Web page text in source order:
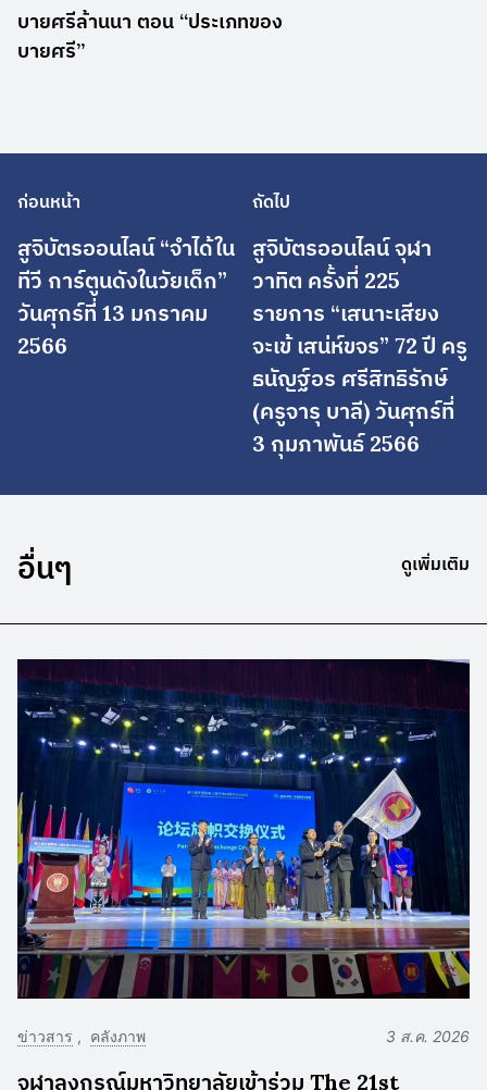
บายศรีล้านนา ตอน “ประเภทของ
บายศรี”
ก่อนหน้า
สูจิบัตรออนไลน์ “จำได้ใน
ทีวี การ์ตูนดังในวัยเด็ก”
วันศุกร์ที่ 13 มกราคม
2566
ถัดไป
สูจิบัตรออนไลน์ จุฬา
วาทิต ครั้งที่ 225
รายการ “เสนาะเสียง
จะเข้ เสน่ห์ขจร” 72 ปี ครู
ธนัญฐ์อร ศรีสิทธิรักษ์
(ครูจารุ บาลี) วันศุกร์ที่
3 กุมภาพันธ์ 2566
อื่นๆ ดูเพิ่มเติม
ข่าวสาร คลังภาพ 3 ส.ค. 2026
จุฬาลงกรณ์มหาวิทยาลัยเข้าร่วม The 21st